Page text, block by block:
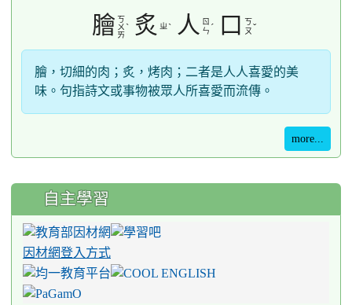
膾 ㄎ
ㄨ
ㄞ
ˋ 炙 ㄓ ˋ 人
ㄖ
ㄣ ˊ 口 ㄎ
ㄡˇ
膾，切細的肉；炙，烤肉；二者是人人喜愛的美
味。句指詩文或事物被眾人所喜愛而流傳。
more...
自主學習
因材網登入方式